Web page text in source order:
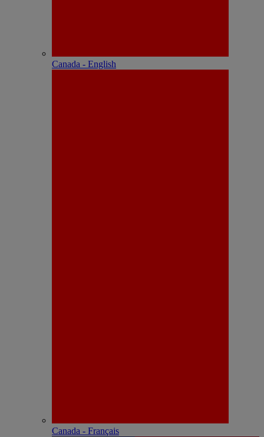
Canada - English
Canada - Français